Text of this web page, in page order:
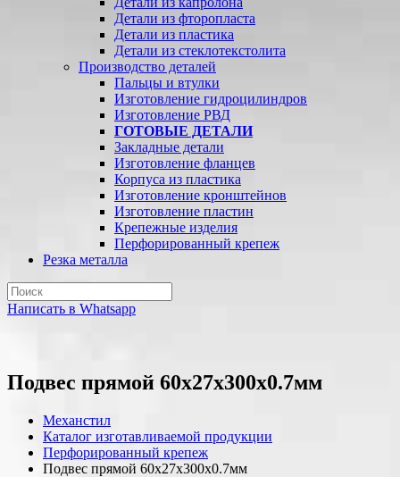
Детали из фторопласта
Детали из пластика
Детали из стеклотекстолита
Производство деталей
Пальцы и втулки
Изготовление гидроцилиндров
Изготовление РВД
ГОТОВЫЕ ДЕТАЛИ
Закладные детали
Изготовление фланцев
Корпуса из пластика
Изготовление кронштейнов
Изготовление пластин
Крепежные изделия
Перфорированный крепеж
Резка металла
Написать в Whatsapp
Подвес прямой 60х27х300х0.7мм
Механстил
Каталог изготавливаемой продукции
Перфорированный крепеж
Подвес прямой 60х27х300х0.7мм